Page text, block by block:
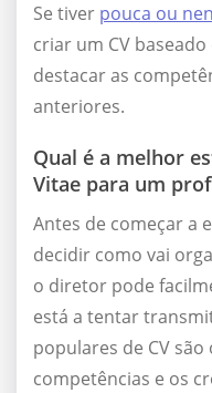
Se tiver pouca ou
criar um CV
destacar as
anteriores.
Qual é a melhor
Vitae para um
Antes de começar a
decidir como vai
o diretor pode
está a tentar
populares de CV são
competências e os